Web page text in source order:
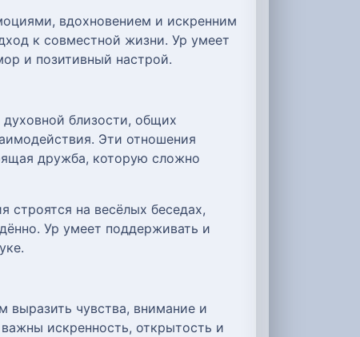
вдохновением и искренним
к совместной жизни. Ур умеет
и позитивный настрой.
близости, общих
Эти отношения
дружба, которую сложно
строятся на весёлых беседах,
Ур умеет поддерживать и
выразить чувства, внимание и
искренность, открытость и